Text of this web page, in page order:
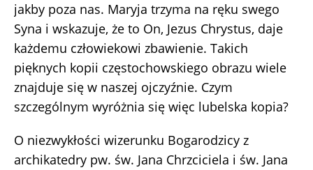
jakby poza nas. Maryja trzyma na ręku swego
Syna i wskazuje, że to On, Jezus Chrystus, daje
każdemu człowiekowi zbawienie. Takich
pięknych kopii częstochowskiego obrazu wiele
znajduje się w naszej ojczyźnie. Czym
szczególnym wyróżnia się więc lubelska kopia?
O niezwykłości wizerunku Bogarodzicy z
archikatedry pw. św. Jana Chrzciciela i św. Jana